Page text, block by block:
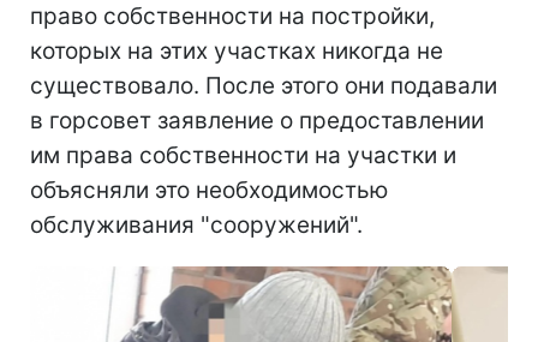
право собственности на постройки,
которых на этих участках никогда не
существовало. После этого они подавали
в горсовет заявление о предоставлении
им права собственности на участки и
объясняли это необходимостью
обслуживания "сооружений".